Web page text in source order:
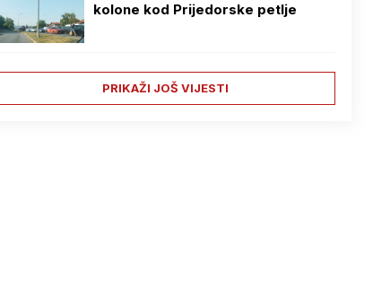
kolone kod Prijedorske petlje
PRIKAŽI JOŠ VIJESTI